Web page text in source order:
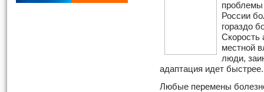
проблемы
России
гораздо
Скорость
местной
люди,
адаптация идет быстрее.
Любые перемены